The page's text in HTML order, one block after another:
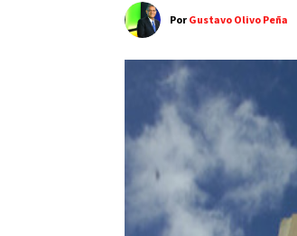
PorGustavo Olivo Peña